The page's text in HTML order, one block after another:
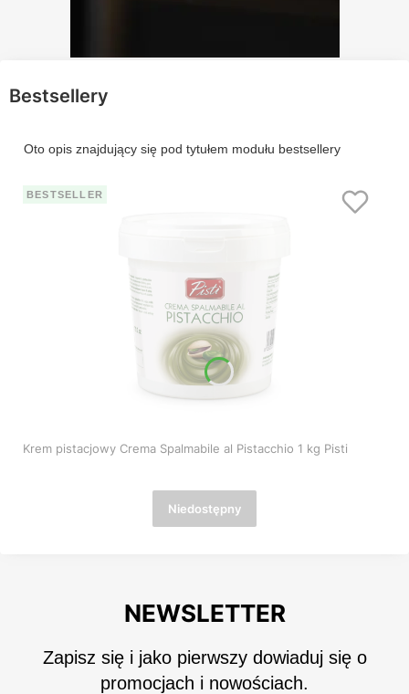
Bestsellery
Oto opis znajdujący się pod tytułem modułu bestsellery
BESTSELLER
Krem pistacjowy Crema Spalmabile al Pistacchio 1 kg Pisti
Niedostępny
NEWSLETTER
Zapisz się i jako pierwszy dowiaduj się o
promocjach i nowościach.